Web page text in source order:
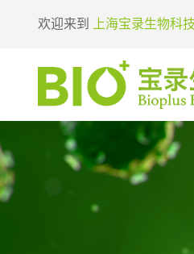
欢迎来到 上海宝录生物科